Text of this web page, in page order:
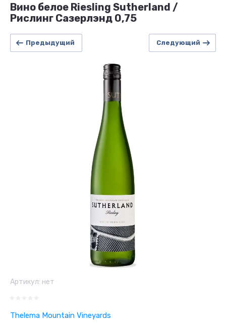
Вино белое Riesling Sutherland /
Рислинг Сазерлэнд 0,75
Предыдущий Следующий
Артикул: нет
Thelema Mountain Vineyards